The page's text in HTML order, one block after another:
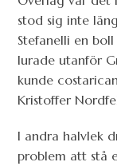
stod sig inte
Stefanelli en
lurade utanför
kunde
Kristoffer
I andra halvlek
problem att stå